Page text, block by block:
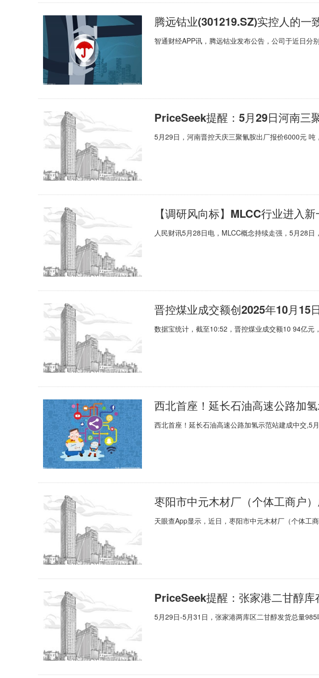
智通财经APP讯，腾远钴业发布公告，公司于近日分
5月29日，河南晋控天庆三聚氰胺出厂报价6000元 吨
人民财讯5月28日电，MLCC概念持续走强，5月28日
晋控煤业成交额创2025年10月15
数据宝统计，截至10:52，晋控煤业成交额10 94亿元
西北首座！延长石油高速公路加
西北首座！延长石油高速公路加氢示范站建成中交,5
天眼查App显示，近日，枣阳市中元木材厂（个体工
5月29日-5月31日，张家港两库区二甘醇发货总量985